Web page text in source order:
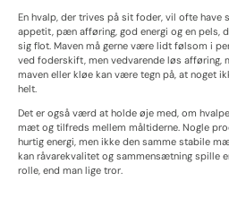
En hvalp, der trives på sit foder, vil ofte have
appetit, pæn afføring, god energi og en pels,
sig flot. Maven må gerne være lidt følsom i
ved foderskift, men vedvarende løs afføring,
maven eller kløe kan være tegn på, at noget
helt.
Det er også værd at holde øje med, om
mæt og tilfreds mellem måltiderne. Nogle
hurtig energi, men ikke den samme stabile
kan råvarekvalitet og sammensætning spille
rolle, end man lige tror.